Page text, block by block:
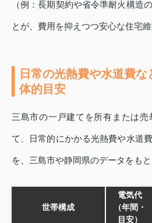
（例：長期契約や省令準耐火構造
とが、費用を抑えつつ安心な住宅維
日常の光熱費や水道費
体的目安
三島市の一戸建てを所有または
て、日常的にかかる光熱費や水道
を、三島市や静岡県のデータをもと
世帯構成
電気代
（年間・
目安）